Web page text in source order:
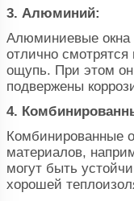
3. Алюминий:
Алюминиевые окна
отлично
ощупь. При этом
подвержены
4.
Комбинированные
материалов,
могут быть
хорошей